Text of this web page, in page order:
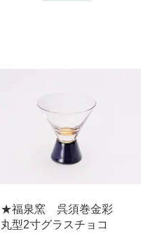
★福泉窯 呉須巻金彩
丸型2寸グラスチョコ